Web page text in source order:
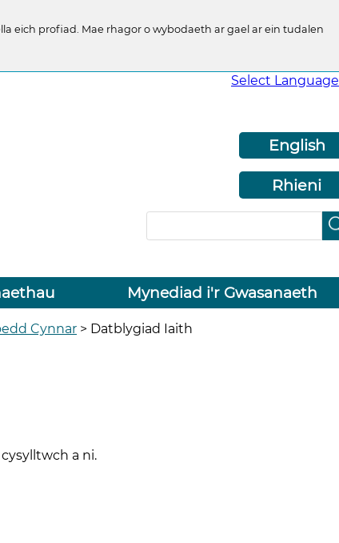
eich profiad. Mae rhagor o wybodaeth ar gael ar ein tudalen
Select Language
English
Rhieni
Mynediad i'r Gwasanaeth
Cynnar > Datblygiad Iaith
a ni.